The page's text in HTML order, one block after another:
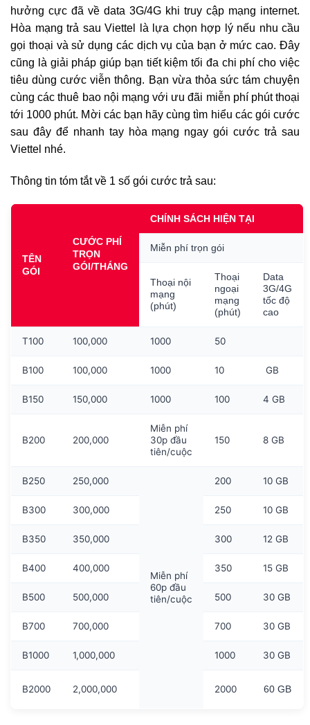
hưởng cực đã về data 3G/4G khi truy cập mạng internet.
Hòa mạng trả sau Viettel là lựa chọn hợp lý nếu nhu cầu
gọi thoại và sử dụng các dịch vụ của bạn ở mức cao. Đây
cũng là giải pháp giúp bạn tiết kiệm tối đa chi phí cho việc
tiêu dùng cước viễn thông. Bạn vừa thỏa sức tám chuyện
cùng các thuê bao nội mạng với ưu đãi miễn phí phút thoại
tới 1000 phút. Mời các bạn hãy cùng tìm hiểu các gói cước
sau đây để nhanh tay hòa mạng ngay gói cước trả sau
Viettel nhé.
Thông tin tóm tắt về 1 số gói cước trả sau:
TÊN
GÓI
CƯỚC PHÍ
TRỌN
GÓI/THÁNG
CHÍNH SÁCH HIỆN TẠI
Miễn phí trọn gói
Thoại nội
mạng
(phút)
Thoại
ngoại
mạng
(phút)
Data
3G/4G
tốc độ
cao
T100 100,000 1000 50
B100 100,000 1000 10 GB
B150 150,000 1000 100 4 GB
B200 200,000
Miễn phí
30p đầu
tiên/cuộc
150 8 GB
B250 250,000
Miễn phí
60p đầu
tiên/cuộc
200 10 GB
B300 300,000 250 10 GB
B350 350,000 300 12 GB
B400 400,000 350 15 GB
B500 500,000 500 30 GB
B700 700,000 700 30 GB
B1000 1,000,000 1000 30 GB
B2000 2,000,000 2000 60 GB